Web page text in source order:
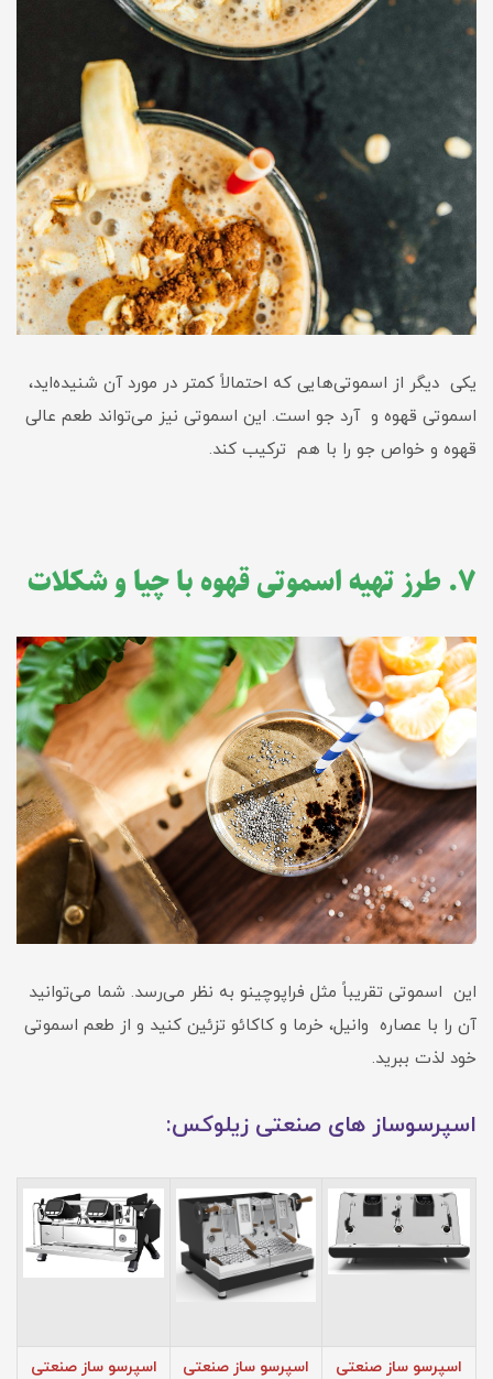
یکی دیگر از اسموتی‌هایی که احتمالاً کمتر در مورد آن شنیده‌اید،
اسموتی قهوه و آرد جو است. این اسموتی نیز می‌تواند طعم عالی
قهوه و خواص جو را با هم ترکیب کند.
۷. طرز تهیه اسموتی قهوه با چیا و شکلات
این اسموتی تقریباً مثل فراپوچینو به نظر می‌رسد. شما می‌توانید
آن را با عصاره وانیل، خرما و کاکائو تزئین کنید و از طعم اسموتی
خود لذت ببرید.
اسپرسوساز های صنعتی زیلوکس:
اسپرسو ساز صنعتی
اسپرسو ساز صنعتی
اسپرسو ساز صنعتی